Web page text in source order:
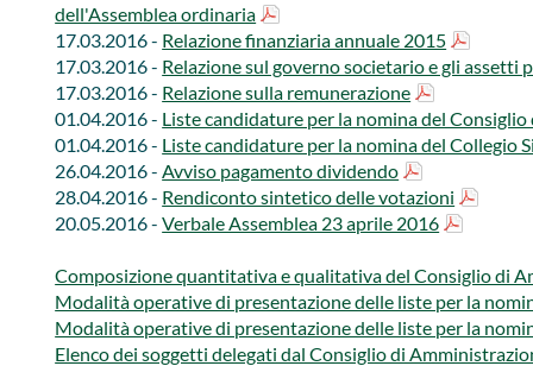
dell'Assemblea ordinaria
17.03.2016 - Relazione finanziaria annuale 2015
17.03.2016 - Relazione sul governo societario e gli assetti
17.03.2016 - Relazione sulla remunerazione
01.04.2016 - Liste candidature per la nomina del
01.04.2016 - Liste candidature per la nomina del Collegio
26.04.2016 -Avviso pagamento dividendo
28.04.2016 - Rendiconto sintetico delle votazioni
20.05.2016 -Verbale Assemblea 23 aprile 2016
Composizione quantitativa e qualitativa del Consiglio di
Modalità operative di presentazione delle liste per la
Modalità operative di presentazione delle liste per la
Elenco dei soggetti delegati dal Consiglio di